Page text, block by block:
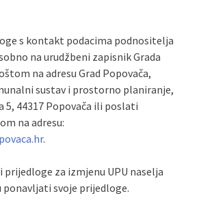
s kontakt podacima podnositelja
na urudžbeni zapisnik Grada
na adresu Grad Popovača,
sustav i prostorno planiranje,
5, 44317 Popovača ili poslati
na adresu:
.
prijedloge za izmjenu UPU naselja
ponavljati svoje prijedloge.